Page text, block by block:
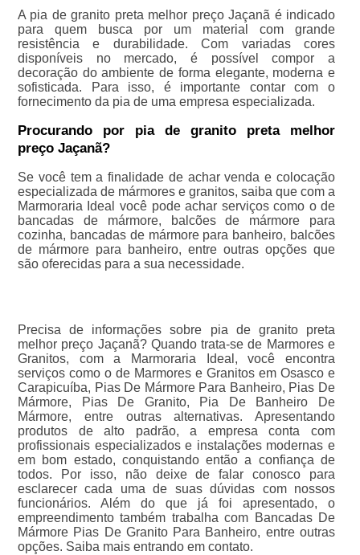
A pia de granito preta melhor preço Jaçanã é indicado
para quem busca por um material com grande
resistência e durabilidade. Com variadas cores
disponíveis no mercado, é possível compor a
decoração do ambiente de forma elegante, moderna e
sofisticada. Para isso, é importante contar com o
fornecimento da pia de uma empresa especializada.
Procurando por pia de granito preta melhor
preço Jaçanã?
Se você tem a finalidade de achar venda e colocação
especializada de mármores e granitos, saiba que com a
Marmoraria Ideal você pode achar serviços como o de
bancadas de mármore, balcões de mármore para
cozinha, bancadas de mármore para banheiro, balcões
de mármore para banheiro, entre outras opções que
são oferecidas para a sua necessidade.
Precisa de informações sobre pia de granito preta
melhor preço Jaçanã? Quando trata-se de Marmores e
Granitos, com a Marmoraria Ideal, você encontra
serviços como o de Marmores e Granitos em Osasco e
Carapicuíba, Pias De Mármore Para Banheiro, Pias De
Mármore, Pias De Granito, Pia De Banheiro De
Mármore, entre outras alternativas. Apresentando
produtos de alto padrão, a empresa conta com
profissionais especializados e instalações modernas e
em bom estado, conquistando então a confiança de
todos. Por isso, não deixe de falar conosco para
esclarecer cada uma de suas dúvidas com nossos
funcionários. Além do que já foi apresentado, o
empreendimento também trabalha com Bancadas De
Mármore Pias De Granito Para Banheiro, entre outras
opções. Saiba mais entrando em contato.